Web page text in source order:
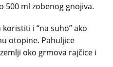
500 ml zobenog gnojiva.
i “na suho” ako
otopine. Pahuljice
oko grmova rajčice i